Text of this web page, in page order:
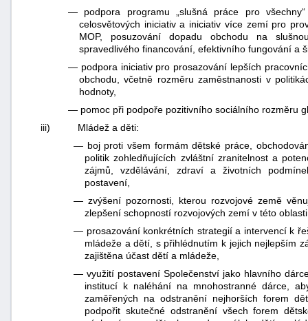
—
podpora programu „slušná práce pro
celosvětových iniciativ a iniciativ více zemí pro
MOP, posuzování dopadu obchodu na
spravedlivého financování, efektivního fungování a
— podpora iniciativ pro prosazování lepších
obchodu, včetně rozměru zaměstnanosti v
hodnoty,
— pomoc při podpoře pozitivního sociálního rozměru
iii)
Mládež a děti:
— boj proti všem formám dětské práce,
politik zohledňujících zvláštní zranitelnost a
zájmů, vzdělávání, zdraví a životních
postavení,
— zvýšení pozornosti, kterou rozvojové země
zlepšení schopností rozvojových zemí v této
— prosazování konkrétních strategií a intervencí k
mládeže a dětí, s přihlédnutím k jejich nejlepším
zajištěna účast dětí a mládeže,
— využití postavení Společenství jako hlavního
institucí k naléhání na mnohostranné dárce,
zaměřených na odstranění nejhorších forem
podpořit skutečné odstranění všech forem